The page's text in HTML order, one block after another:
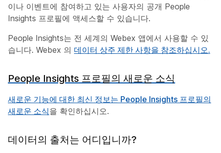
이나 이벤트에 참여하고 있는 사용자의 공개 People
Insights 프로필에 액세스할 수 있습니다.
People Insights는 전 세계의 Webex 앱에서 사용할 수 있
습니다. Webex 의 데이터 상주 제한 사항을 참조하십시오.
People Insights 프로필의 새로운 소식
새로운 기능에 대한 최신 정보는 People Insights 프로필의
새로운 소식을 확인하십시오.
데이터의 출처는 어디입니까?